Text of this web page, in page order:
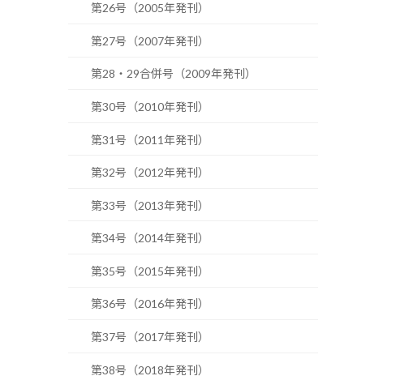
第26号（2005年発刊）
第27号（2007年発刊）
第28・29合併号（2009年発刊）
第30号（2010年発刊）
第31号（2011年発刊）
第32号（2012年発刊）
第33号（2013年発刊）
第34号（2014年発刊）
第35号（2015年発刊）
第36号（2016年発刊）
第37号（2017年発刊）
第38号（2018年発刊）